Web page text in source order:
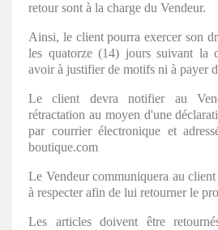
retour sont à la charge du Vendeur.
Ainsi, le client pourra exercer son
les quatorze (14) jours suivant la
avoir à justifier de motifs ni à payer
Le client devra notifier au
rétractation au moyen d'une
par courrier électronique et
boutique.com
Le Vendeur communiquera au
à respecter afin de lui retourner le
Les articles doivent être